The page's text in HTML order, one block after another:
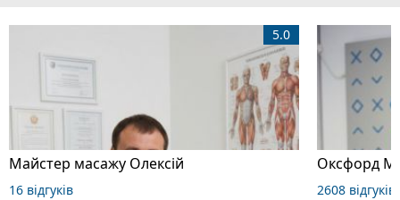
Майстер масажу Олексій
5.0
16 відгуків
Оксфорд
2608 відгуків